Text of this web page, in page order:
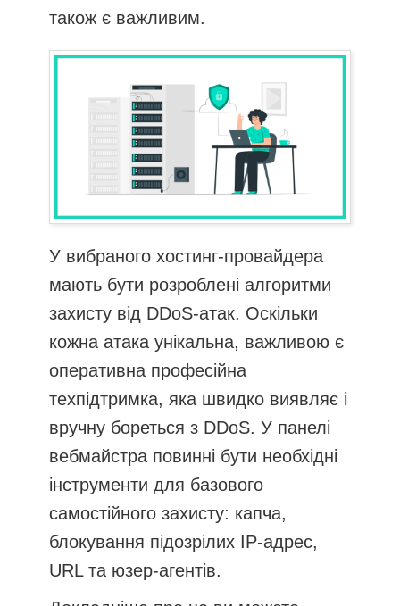
також є важливим.
У вибраного хостинг-провайдера
мають бути розроблені алгоритми
захисту від DDoS-атак. Оскільки
кожна атака унікальна, важливою є
оперативна професійна
техпідтримка, яка швидко виявляє і
вручну бореться з DDoS. У панелі
вебмайстра повинні бути необхідні
інструменти для базового
самостійного захисту: капча,
блокування підозрілих IP-адрес,
URL та юзер-агентів.